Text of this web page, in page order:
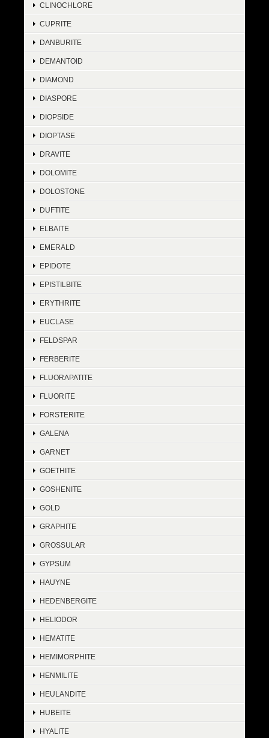
CLINOCHLORE
CUPRITE
DANBURITE
DEMANTOID
DIAMOND
DIASPORE
DIOPSIDE
DIOPTASE
DRAVITE
DOLOMITE
DOLOSTONE
DUFTITE
ELBAITE
EMERALD
EPIDOTE
EPISTILBITE
ERYTHRITE
EUCLASE
FELDSPAR
FERBERITE
FLUORAPATITE
FLUORITE
FORSTERITE
GALENA
GARNET
GOETHITE
GOSHENITE
GOLD
GRAPHITE
GROSSULAR
GYPSUM
HAUYNE
HEDENBERGITE
HELIODOR
HEMATITE
HEMIMORPHITE
HENMILITE
HEULANDITE
HUBEITE
HYALITE